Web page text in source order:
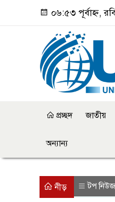
০৬:৫৩ পূর্বাহ্ন,
প্রচ্ছদ জাতীয়
অন্যান্য
নীড় টপ নিউজ